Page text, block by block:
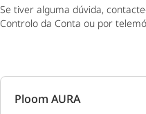
Se tiver alguma dúvida,
Controlo da Conta ou por
Ploom AURA